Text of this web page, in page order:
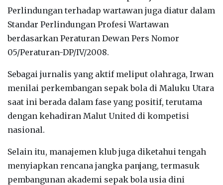
Perlindungan terhadap wartawan juga diatur dalam
Standar Perlindungan Profesi Wartawan
berdasarkan Peraturan Dewan Pers Nomor
05/Peraturan-DP/IV/2008.
Sebagai jurnalis yang aktif meliput olahraga, Irwan
menilai perkembangan sepak bola di Maluku Utara
saat ini berada dalam fase yang positif, terutama
dengan kehadiran Malut United di kompetisi
nasional.
Selain itu, manajemen klub juga diketahui tengah
menyiapkan rencana jangka panjang, termasuk
pembangunan akademi sepak bola usia dini